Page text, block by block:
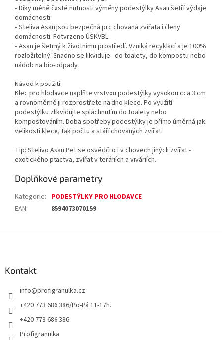
• Díky méně časté nutnosti výměny podestýlky Asan šetří výdaje
domácnosti
• Steliva Asan jsou bezpečná pro chovaná zvířata i členy
domácnosti. Potvrzeno ÚSKVBL
• Asan je šetrný k životnímu prostředí. Vzniká recyklací a je 100%
rozložitelný. Snadno se likviduje - do toalety, do kompostu nebo
nádob na bio-odpady
Návod k použití:
Klec pro hlodavce naplňte vrstvou podestýlky vysokou cca 3 cm
a rovnoměrně ji rozprostřete na dno klece. Po využití
podestýlku zlikvidujte spláchnutím do toalety nebo
kompostováním. Doba spotřeby podestýlky je přímo úměrná jak
velikosti klece, tak počtu a stáří chovaných zvířat.
Tip: Stelivo Asan Pet se osvědčilo i v chovech jiných zvířat -
exotického ptactva, zvířat v teráriích a viváriích.
Doplňkové parametry
Kategorie: PODESTÝLKY PRO HLODAVCE
EAN: 8594073070159
Kontakt
info@profigranulka.cz
+420 773 686 386/Po-Pá 11-17h.
+420 773 686 386
Profigranulka